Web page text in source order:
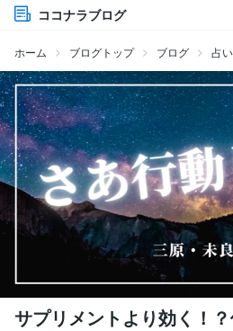
ココナラブログ
ホーム ブログトップ ブログ 占い
サプリメントより効く！